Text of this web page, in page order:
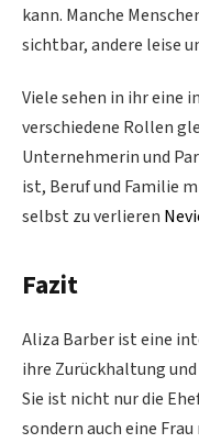
kann. Manche
sichtbar, andere leise
Viele sehen in ihr eine
verschiedene Rollen
Unternehmerin und
ist, Beruf und Familie
selbst zu verlieren
Fazit
Aliza Barber ist eine
ihre Zurückhaltung
Sie ist nicht nur die
sondern auch eine